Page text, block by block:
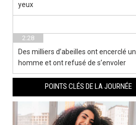
yeux
2:28
Des milliers d’abeilles ont encerclé un
homme et ont refusé de s’envoler
POINTS CLÉS DE LA JOURNÉE